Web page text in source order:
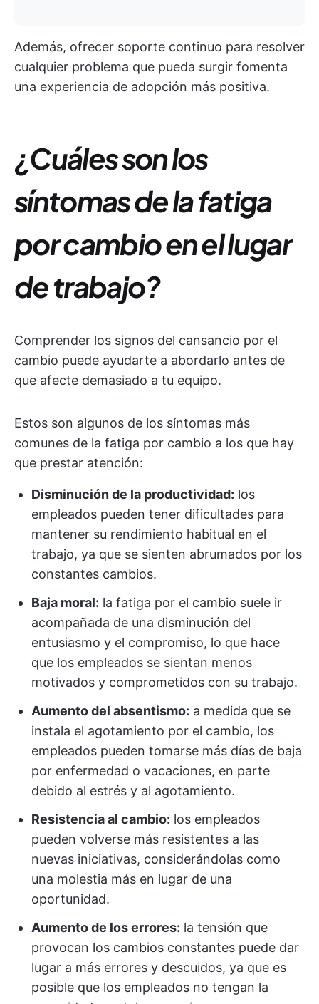
Además, ofrecer soporte continuo para resolver
cualquier problema que pueda surgir fomenta
una experiencia de adopción más positiva.
¿Cuáles son los
síntomas de la fatiga
por cambio en el lugar
de trabajo?
Comprender los signos del cansancio por el
cambio puede ayudarte a abordarlo antes de
que afecte demasiado a tu equipo.
Estos son algunos de los síntomas más
comunes de la fatiga por cambio a los que hay
que prestar atención:
Disminución de la productividad: los
empleados pueden tener dificultades para
mantener su rendimiento habitual en el
trabajo, ya que se sienten abrumados por los
constantes cambios.
Baja moral: la fatiga por el cambio suele ir
acompañada de una disminución del
entusiasmo y el compromiso, lo que hace
que los empleados se sientan menos
motivados y comprometidos con su trabajo.
Aumento del absentismo: a medida que se
instala el agotamiento por el cambio, los
empleados pueden tomarse más días de baja
por enfermedad o vacaciones, en parte
debido al estrés y al agotamiento.
Resistencia al cambio: los empleados
pueden volverse más resistentes a las
nuevas iniciativas, considerándolas como
una molestia más en lugar de una
oportunidad.
Aumento de los errores: la tensión que
provocan los cambios constantes puede dar
lugar a más errores y descuidos, ya que es
posible que los empleados no tengan la